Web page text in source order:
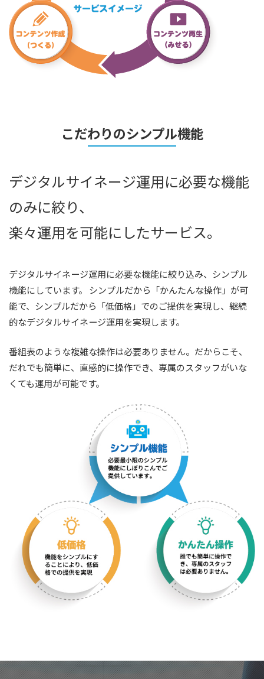
こだわりのシンプル機能
デジタルサイネージ運用に必要な機能
のみに絞り、
楽々運用を可能にしたサービス。
デジタルサイネージ運用に必要な機能に絞り込み、シンプル
機能にしています。 シンプルだから「かんたんな操作」が可
能で、シンプルだから「低価格」でのご提供を実現し、継続
的なデジタルサイネージ運用を実現します。
番組表のような複雑な操作は必要ありません。だからこそ、
だれでも簡単に、直感的に操作でき、専属のスタッフがいな
くても運用が可能です。